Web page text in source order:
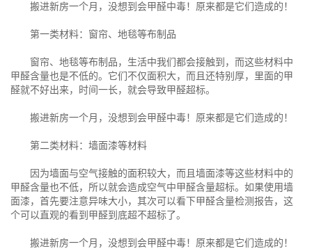
搬进新房一个月，没想到会甲醛中毒！原来都是它们造成的！
第一类材料：窗帘、地毯等布制品
窗帘、地毯等布制品，生活中我们都会接触到，而这些材料中
甲醛含量也是不低的。它们不仅面积大，而且还特别厚，里面的甲
醛就不好出来，时间一长，就会导致甲醛超标。
搬进新房一个月，没想到会甲醛中毒！原来都是它们造成的！
第二类材料：墙面漆等材料
因为墙面与空气接触的面积较大，而且墙面漆等这些材料中的
甲醛含量也不低，所以就会造成空气中甲醛含量超标。如果使用墙
面漆，首先要注意异味大小，其次可以看下甲醛含量检测报告，这
个可以直观的看到甲醛到底超不超标了。
搬进新房一个月，没想到会甲醛中毒！原来都是它们造成的！